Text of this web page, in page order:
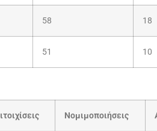
58 18
51 10
Νομιμοποιήσεις